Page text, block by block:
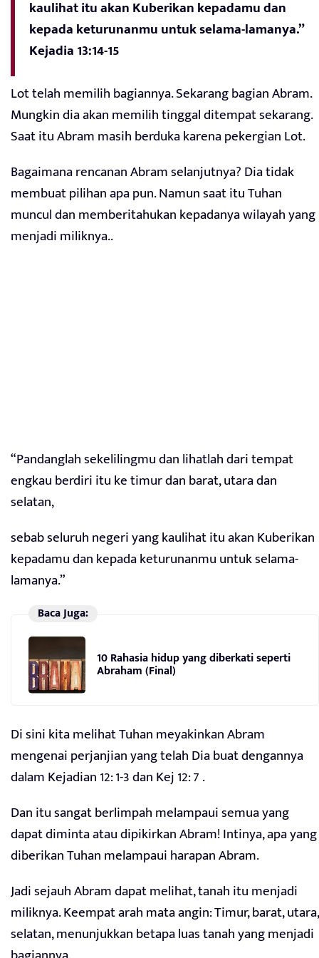
kaulihat itu akan Kuberikan kepadamu dan
kepada keturunanmu untuk selama-lamanya.”
Kejadia 13:14-15
Lot telah memilih bagiannya. Sekarang bagian Abram.
Mungkin dia akan memilih tinggal ditempat sekarang.
Saat itu Abram masih berduka karena pekergian Lot.
Bagaimana rencanan Abram selanjutnya? Dia tidak
membuat pilihan apa pun. Namun saat itu Tuhan
muncul dan memberitahukan kepadanya wilayah yang
menjadi miliknya..
“Pandanglah sekelilingmu dan lihatlah dari tempat
engkau berdiri itu ke timur dan barat, utara dan
selatan,
sebab seluruh negeri yang kaulihat itu akan Kuberikan
kepadamu dan kepada keturunanmu untuk selama-
lamanya.”
Baca Juga:
10 Rahasia hidup yang diberkati seperti
Abraham (Final)
Di sini kita melihat Tuhan meyakinkan Abram
mengenai perjanjian yang telah Dia buat dengannya
dalam Kejadian 12: 1-3 dan Kej 12: 7 .
Dan itu sangat berlimpah melampaui semua yang
dapat diminta atau dipikirkan Abram! Intinya, apa yang
diberikan Tuhan melampaui harapan Abram.
Jadi sejauh Abram dapat melihat, tanah itu menjadi
miliknya. Keempat arah mata angin: Timur, barat, utara,
selatan, menunjukkan betapa luas tanah yang menjadi